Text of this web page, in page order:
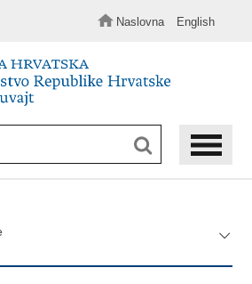
Naslovna English